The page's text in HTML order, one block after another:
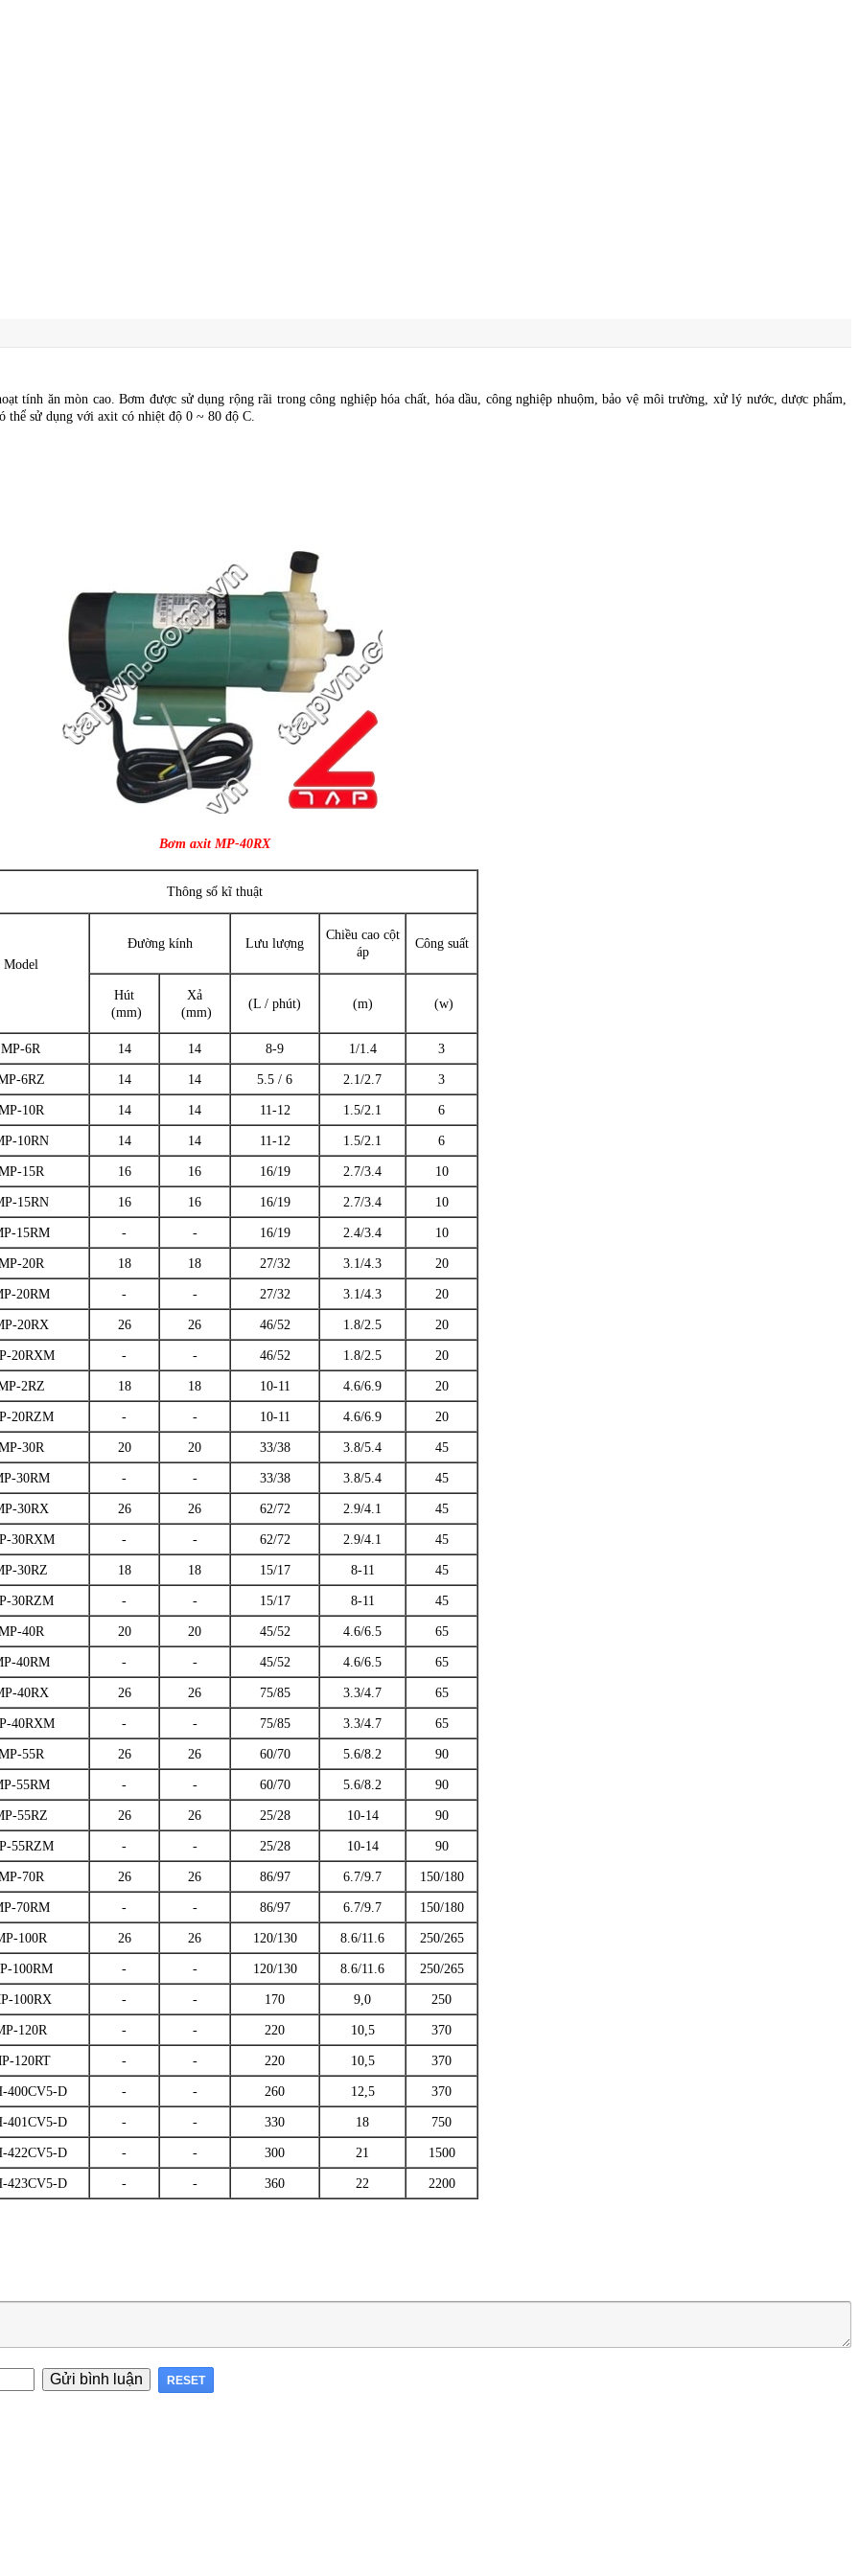
tính ăn mòn cao. Bơm được sử dụng rộng rãi trong công nghiệp hóa chất, hóa dầu, công nghiệp nhuộm, bảo vệ môi trường, xử lý nước, dược phẩm,
thể sử dụng với axit có nhiệt độ 0 ~ 80 độ C.
Bơm axit MP-40RX
Thông số kĩ thuật
Model
Đường kính Lưu lượng
Chiều cao cột
áp
Công suất
Hút
(mm)
Xả
(mm)
(L / phút) (m) (w)
MP-6R 14 14 8-9 1/1.4 3
6RZ 14 14 5.5 / 6 2.1/2.7 3
10R 14 14 11-12 1.5/2.1 6
10RN 14 14 11-12 1.5/2.1 6
15R 16 16 16/19 2.7/3.4 10
15RN 16 16 16/19 2.7/3.4 10
15RM - - 16/19 2.4/3.4 10
20R 18 18 27/32 3.1/4.3 20
20RM - - 27/32 3.1/4.3 20
20RX 26 26 46/52 1.8/2.5 20
20RXM - - 46/52 1.8/2.5 20
2RZ 18 18 10-11 4.6/6.9 20
20RZM - - 10-11 4.6/6.9 20
30R 20 20 33/38 3.8/5.4 45
30RM - - 33/38 3.8/5.4 45
30RX 26 26 62/72 2.9/4.1 45
30RXM - - 62/72 2.9/4.1 45
30RZ 18 18 15/17 8-11 45
30RZM - - 15/17 8-11 45
40R 20 20 45/52 4.6/6.5 65
40RM - - 45/52 4.6/6.5 65
40RX 26 26 75/85 3.3/4.7 65
40RXM - - 75/85 3.3/4.7 65
55R 26 26 60/70 5.6/8.2 90
55RM - - 60/70 5.6/8.2 90
55RZ 26 26 25/28 10-14 90
55RZM - - 25/28 10-14 90
70R 26 26 86/97 6.7/9.7 150/180
70RM - - 86/97 6.7/9.7 150/180
100R 26 26 120/130 8.6/11.6 250/265
100RM - - 120/130 8.6/11.6 250/265
100RX - - 170 9,0 250
120R - - 220 10,5 370
120RT - - 220 10,5 370
400CV5-D - - 260 12,5 370
401CV5-D - - 330 18 750
422CV5-D - - 300 21 1500
423CV5-D - - 360 22
2200